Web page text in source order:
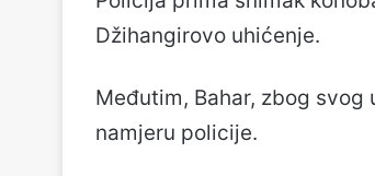
Džihangirovo uhićenje.
Međutim, Bahar, zbog
namjeru policije.